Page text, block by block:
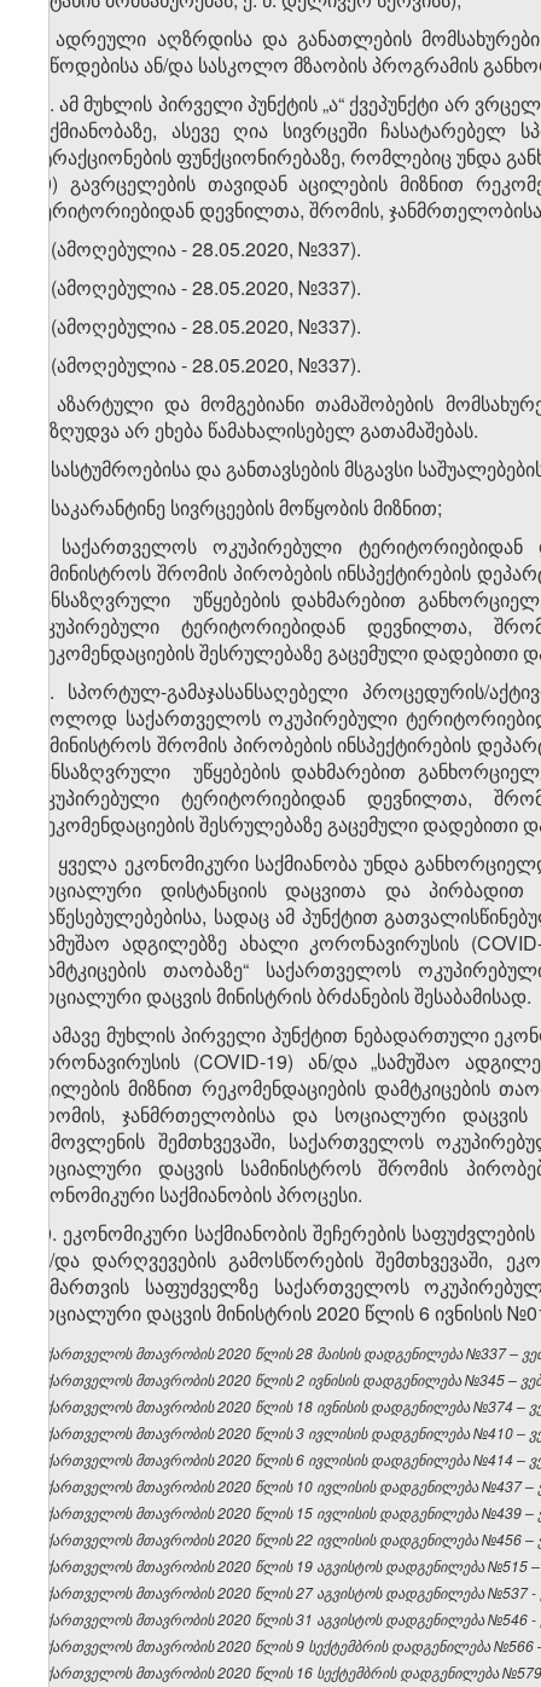
ე) ადრეული აღზრდისა და განათლების
მიწოდებისა ან/და სასკოლო მზაობის პროგრამის
. ამ მუხლის პირველი პუნქტის „ა“ ქვეპუნქტი არ
საქმიანობაზე, ასევე ღია სივრცეში
ატრაქციონების ფუნქციონირებაზე, რომლებიც უნდა
19) გავრცელების თავიდან აცილების მიზნით
ტერიტორიებიდან დევნილთა, შრომის,
2. (ამოღებულია - 28.05.2020, №337).
3. (ამოღებულია - 28.05.2020, №337).
4. (ამოღებულია - 28.05.2020, №337).
5. (ამოღებულია - 28.05.2020, №337).
6. აზარტული და მომგებიანი თამაშობების
შეზღუდვა არ ეხება წამახალისებელ გათამაშებას.
7. სასტუმროებისა და განთავსების მსგავსი
ა) საკარანტინე სივრცეების მოწყობის მიზნით;
ბ) საქართველოს ოკუპირებული
სამინისტროს შრომის პირობების ინსპექტირების
განსაზღვრული უწყებების დახმარებით
ოკუპირებული ტერიტორიებიდან დევნილთა,
რეკომენდაციების შესრულებაზე გაცემული დადებითი
. სპორტულ-გამაჯასანსაღებელი პროცედურის/
მხოლოდ საქართველოს ოკუპირებული
სამინისტროს შრომის პირობების ინსპექტირების
განსაზღვრული უწყებების დახმარებით
ოკუპირებული ტერიტორიებიდან დევნილთა,
რეკომენდაციების შესრულებაზე გაცემული დადებითი
ყველა ეკონომიკური საქმიანობა უნდა
სოციალური დისტანციის დაცვითა და
დაწესებულებებისა, სადაც ამ პუნქტით
„სამუშაო ადგილებზე ახალი კორონავირუსის
დამტკიცების თაობაზე“ საქართველოს
სოციალური დაცვის მინისტრის ბრძანების შესაბამისად.
9. ამავე მუხლის პირველი პუნქტით ნებადართული
კორონავირუსის (COVID-19) ან/და „სამუშაო
აცილების მიზნით რეკომენდაციების დამტკიცების
შრომის, ჯანმრთელობისა და სოციალური დაცვის
გამოვლენის შემთხვევაში, საქართველოს
სოციალური დაცვის სამინისტროს შრომის
ეკონომიკური საქმიანობის პროცესი.
10. ეკონომიკური საქმიანობის შეჩერების
ან/და დარღვევების გამოსწორების შემთხვევაში,
მიმართვის საფუძველზე საქართველოს
სოციალური დაცვის მინისტრის 2020 წლის 6 ივნისის
საქართველოს მთავრობის 2020 წლის 28 მაისის დადგენილება №337 –
საქართველოს მთავრობის 2020 წლის 2 ივნისის დადგენილება №345 –
საქართველოს მთავრობის 2020 წლის 18 ივნისის დადგენილება №374 –
საქართველოს მთავრობის 2020 წლის 3 ივლისის დადგენილება №410 –
საქართველოს მთავრობის 2020 წლის 6 ივლისის დადგენილება №414 –
საქართველოს მთავრობის 2020 წლის 10 ივლისის დადგენილება №437 –
საქართველოს მთავრობის 2020 წლის 15 ივლისის დადგენილება №439 –
საქართველოს მთავრობის 2020 წლის 22 ივლისის დადგენილება №456 –
საქართველოს მთავრობის 2020 წლის 19 აგვისტოს დადგენილება №515
საქართველოს მთავრობის 2020 წლის 27 აგვისტოს დადგენილება №537 -
საქართველოს მთავრობის 2020 წლის 31 აგვისტოს დადგენილება №546 -
საქართველოს მთავრობის 2020 წლის 9 სექტემბრის დადგენილება №566
საქართველოს მთავრობის 2020 წლის 16 სექტემბრის დადგენილება